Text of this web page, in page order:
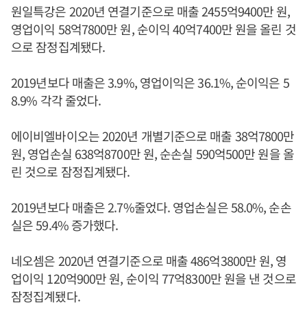
원일특강은 2020년 연결기준으로 매출 2455억9400만 원,
영업이익 58억7800만 원, 순이익 40억7400만 원을 올린 것
으로 잠정집계됐다.
2019년보다 매출은 3.9%, 영업이익은 36.1%, 순이익은 5
8.9% 각각 줄었다.
에이비엘바이오는 2020년 개별기준으로 매출 38억7800만
원, 영업손실 638억8700만 원, 순손실 590억500만 원을 올
린 것으로 잠정집계됐다.
2019년보다 매출은 2.7%줄었다. 영업손실은 58.0%, 순손
실은 59.4% 증가했다.
네오셈은 2020년 연결기준으로 매출 486억3800만 원, 영
업이익 120억900만 원, 순이익 77억8300만 원을 낸 것으로
잠정집계됐다.